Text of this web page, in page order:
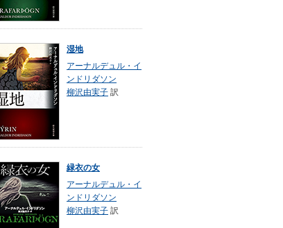
湿地
アーナルデュル・イ
ンドリダソン
柳沢由実子 訳
緑衣の女
アーナルデュル・イ
ンドリダソン
柳沢由実子 訳